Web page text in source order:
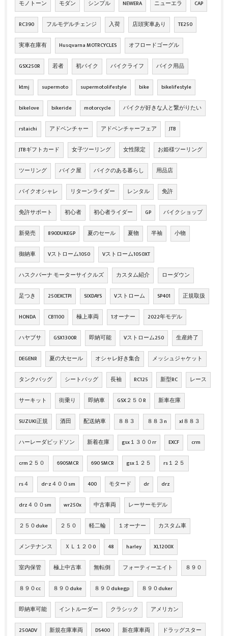
モノトーン モダン シンプル NEWERA ニューエラ CAP
RC390 フルモデルチェンジ 入荷 店頭実車あり TE250
実車在庫有 Husqvarna MOTRCYCLES オフロードゴーグル
GSX250R 若者 初バイク バイクライフ バイク用品
ktmj supermoto supermotolifestyle bike bikelifestyle
bikelove bikeride motorcycle バイクが好きな人と繋がりたい
rstaichi アドベンチャー アドベンチャーフェア JTB
JTBギフトカード 女子ツーリング 女性限定 お姫様ツーリング
ツーリング バイク屋 バイクのある暮らし 用品店
バイクオシャレ リターンライダー レンタル 免許
免許サポート 初心者 初心者ライダー GP バイクショップ
新発売 890DUKEGP 夏のセール 夏物 半袖 小物
御納車 Vストローム1050 Vストローム1050XT
ハスクバーナ モーターサイクルズ カスタム紹介 ローダウン
足つき 250EXCTPI SIXDAYS Vストローム SP401 正規取扱
HONDA CB1100 極上車両 1オーナー 2022年モデル
ハヤブサ GSX1300R 即納可能 Vストローム250 生産終了
DEGENR 夏の大セール オシャレ好き集合 メッシュジャケット
タンクバッグ シートバッグ 長袖 RC125 新型RC レース
サーキット 街乗り 即納車 GSX２５０R 新車在庫
SUZUKI正規 酒田 配送納車 ８８３ ８８３n xl８８３
ハーレーダビッドソン 新着在庫 gsx１３００rr EXCF crm
crm２５０ 690SMCR 690 SMCR gsx１２５ rs１２５
rs４ dr-z４００sm 400 モタード dr drz
drz４００sm wr250x 中古車両 レーサーモデル
２５０duke ２５０ 軽二輪 １オーナー カスタム車
メンテナンス ＸＬ１２０0 48 harley XL1200X
室内保管 極上中古車 無転倒 フォーティーエイト ８９０
８９０cc ８９０duke ８９０dukegp ８９０duker
即納車可能 イントルーダー クラシック アメリカン
250ADV 新規在庫車両 DS400 新在庫車両 ドラッグスター